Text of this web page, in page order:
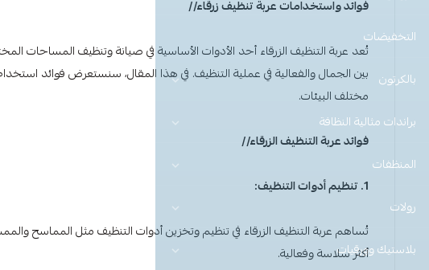
التخفيضات
بالكرتون
براندات مثالية النظافة
المنظفات
رولات
بلاستيك وورقيات
فوائد واستخدامات عربة تنظيف زرقاء//
تُعد عربة التنظيف الزرقاءأحد الأدوات الأساسية في صيانة وتنظيف المساحات
بين الجمال والفعالية في عملية التنظيف. في هذا المقال، سنستعرض فوائد
مختلف البيئات.
فوائد عربة التنظيف الزرقاء//
1. تنظيم أدوات التنظيف:
تُساهمعربة التنظيف الزرقاء في تنظيم وتخزين أدوات التنظيف مثل المماسح
أكثر سلاسة وفعالية.